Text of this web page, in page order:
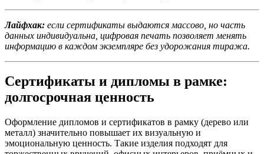
Лайфхак: если сертификаты выдаются массово, но часть
данных индивидуальна, цифровая печать позволяет менять
информацию в каждом экземпляре без удорожания тиража.
Сертификаты и дипломы в рамке:
долгосрочная ценность
Оформление дипломов и сертификатов в рамку (дерево или
металл) значительно повышает их визуальную и
эмоциональную ценность. Такие изделия подходят для